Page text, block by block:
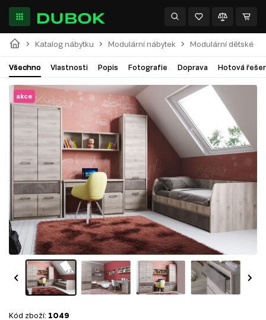
Katalog nábytku Modulární nábytek Modulární dětské
Všechno Vlastnosti Popis Fotografie Doprava Hotová
akce
Kód zboží: 1049